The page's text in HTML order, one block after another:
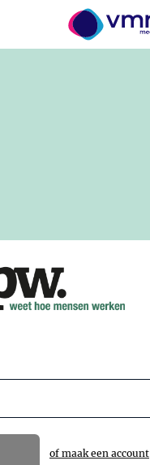
of maak een account